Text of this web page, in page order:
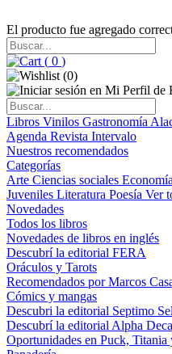
El producto fue agregado
( 0 )
(0)
Libros Vinilos Gastronomía
Agenda Revista Intervalo
Nuestros recomendados
Categorías
Arte Ciencias sociales Economía
Juveniles Literatura Poesía Ver
Novedades
Todos los libros
Novedades de libros en inglés
Descubrí la editorial FERA
Oráculos y Tarots
Recomendados por Marcos
Cómics y mangas
Descubri la editorial Septimo
Descubrí la editorial Alpha
Oportunidades en Puck,